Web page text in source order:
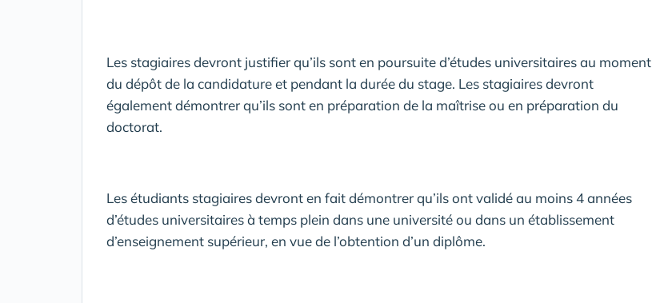
Les stagiaires devront justifier qu’ils sont en poursuite d’études universitaires au moment
du dépôt de la candidature et pendant la durée du stage. Les stagiaires devront
également démontrer qu’ils sont en préparation de la maîtrise ou en préparation du
doctorat.
Les étudiants stagiaires devront en fait démontrer qu’ils ont validé au moins 4 années
d’études universitaires à temps plein dans une université ou dans un établissement
d’enseignement supérieur, en vue de l’obtention d’un diplôme.